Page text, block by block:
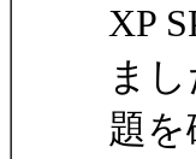
XP
ま
題